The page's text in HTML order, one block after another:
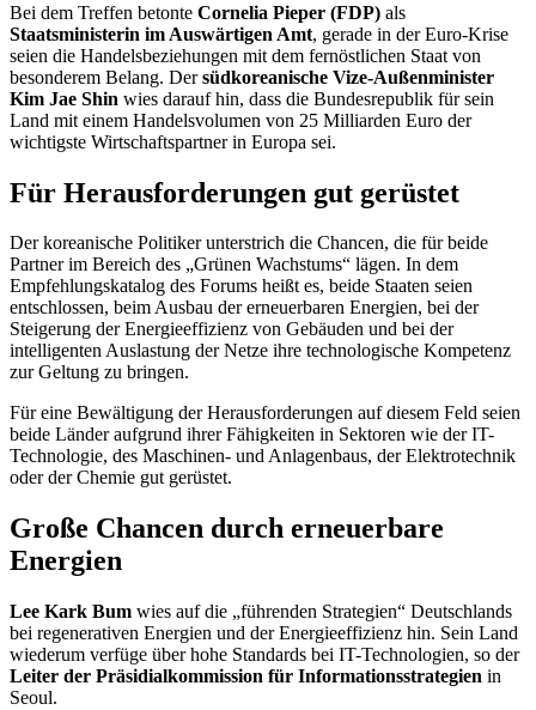
Bei dem Treffen betonte Cornelia Pieper (FDP) als
Staatsministerin im Auswärtigen Amt, gerade in der Euro-Krise
seien die Handelsbeziehungen mit dem fernöstlichen Staat von
besonderem Belang. Dersüdkoreanische Vize-Außenminister
Kim Jae Shin wies darauf hin, dass die Bundesrepublik für sein
Land mit einem Handelsvolumen von 25 Milliarden Euro der
wichtigste Wirtschaftspartner in Europa sei.
Für Herausforderungen gut gerüstet
Der koreanische Politiker unterstrich die Chancen, die für beide
Partner im Bereich des „Grünen Wachstums“ lägen. In dem
Empfehlungskatalog des Forums heißt es, beide Staaten seien
entschlossen, beim Ausbau der erneuerbaren Energien, bei der
Steigerung der Energieeffizienz von Gebäuden und bei der
intelligenten Auslastung der Netze ihre technologische Kompetenz
zur Geltung zu bringen.
Für eine Bewältigung der Herausforderungen auf diesem Feld seien
beide Länder aufgrund ihrer Fähigkeiten in Sektoren wie der IT-
Technologie, des Maschinen- und Anlagenbaus, der Elektrotechnik
oder der Chemie gut gerüstet.
Große Chancen durch erneuerbare
Energien
Lee Kark Bum wies auf die „führenden Strategien“ Deutschlands
bei regenerativen Energien und der Energieeffizienz hin. Sein Land
wiederum verfüge über hohe Standards bei IT-Technologien, so der
Leiter der Präsidialkommission für Informationsstrategien in
Seoul.